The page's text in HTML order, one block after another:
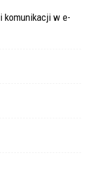
komunikacji w e-